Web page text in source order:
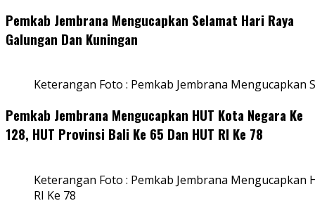
Pemkab Jembrana Mengucapkan Selamat Hari Raya
Galungan Dan Kuningan
Keterangan Foto : Pemkab Jembrana Mengucapkan
Pemkab Jembrana Mengucapkan HUT Kota Negara Ke
128, HUT Provinsi Bali Ke 65 Dan HUT RI Ke 78
Keterangan Foto : Pemkab Jembrana Mengucapkan
RI Ke 78